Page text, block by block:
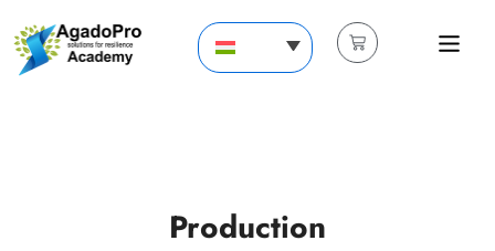
Production